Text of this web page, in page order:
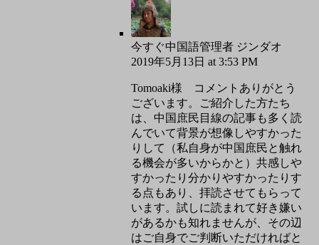
今すぐ中国語管理者 ジンダオ
2019年5月13日 at 3:53 PM
Tomoaki様 コメントありがとう
ございます。ご紹介した方たち
は、中国庶民目線の記事も多く読
んでいて背景が想像しやすかった
りして（私自身が中国庶民と触れ
る機会が多いからかと）共感しや
すかったり分かりやすかったりす
る点もあり、拝読させてもらって
います。試しに読まれて好き嫌い
があるかも知れませんが、その辺
はご自身でご判断いただければと